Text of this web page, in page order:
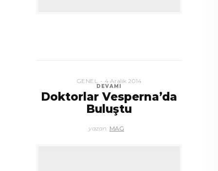
DEVAMI
GENEL 4 Aralık 2014
Doktorlar Vesperna’da
Buluştu
yazan: MAG